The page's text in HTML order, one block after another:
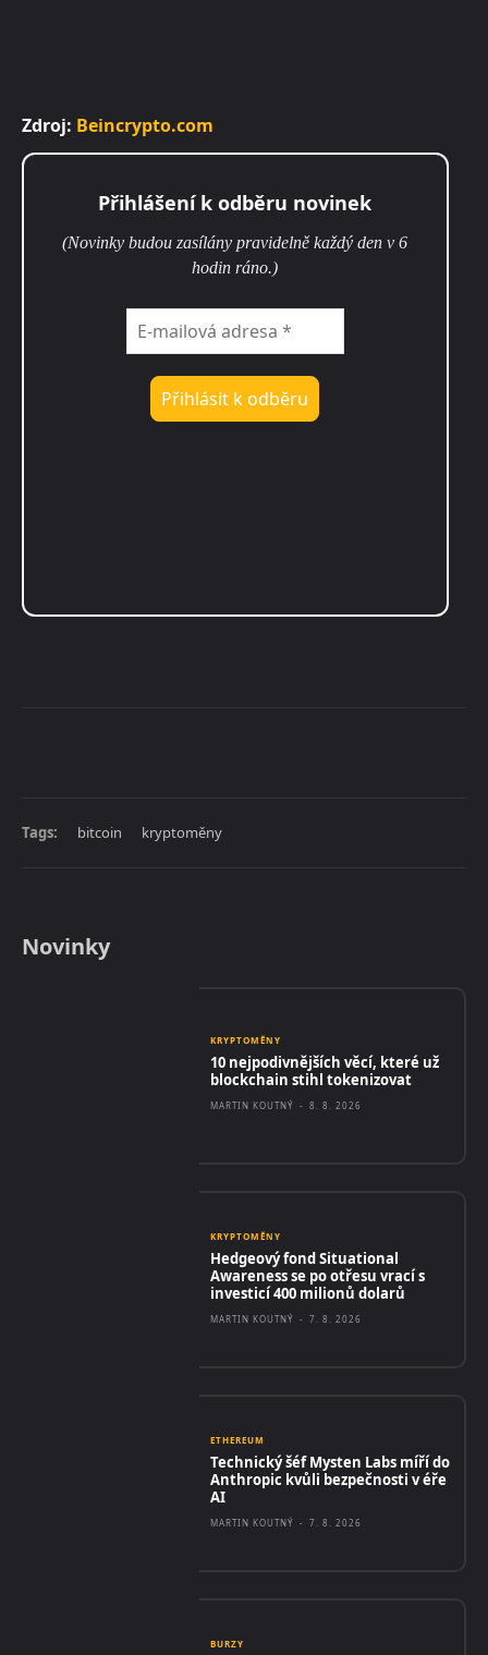
Zdroj: Beincrypto.com
Přihlášení k odběru novinek
(Novinky budou zasílány pravidelně každý den v 6
hodin ráno.)
Tags: bitcoin kryptoměny
Novinky
KRYPTOMĚNY
10 nejpodivnějších věcí, které už
blockchain stihl tokenizovat
MARTIN KOUTNÝ - 8. 8. 2026
KRYPTOMĚNY
Hedgeový fond Situational
Awareness se po otřesu vrací s
investicí 400 milionů dolarů
MARTIN KOUTNÝ - 7. 8. 2026
ETHEREUM
Technický šéf Mysten Labs míří do
Anthropic kvůli bezpečnosti v éře
AI
MARTIN KOUTNÝ - 7. 8. 2026
BURZY